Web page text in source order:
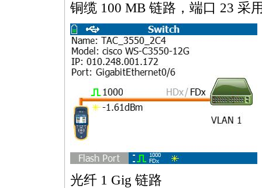
铜缆 100 MB 链路，端口 23 采
光纤 1 Gig 链路